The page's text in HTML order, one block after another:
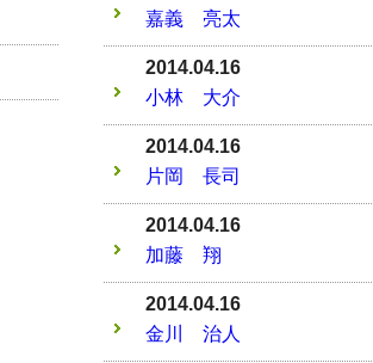
嘉義 亮太
2014.04.16
小林 大介
2014.04.16
片岡 長司
2014.04.16
加藤 翔
2014.04.16
金川 治人